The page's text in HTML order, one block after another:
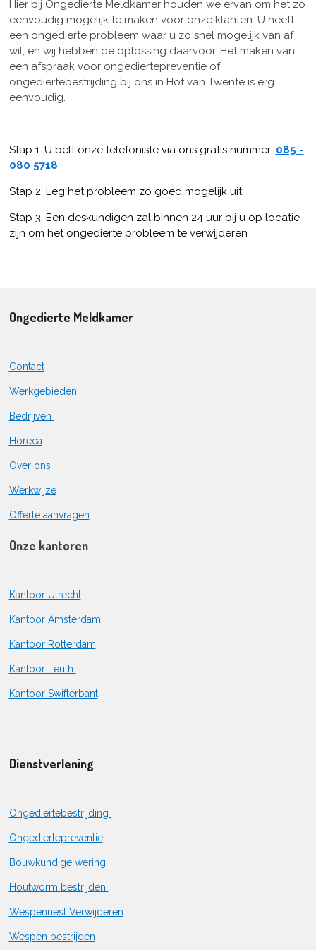
Hier bij Ongedierte Meldkamer houden we ervan om het zo
eenvoudig mogelijk te maken voor onze klanten. U heeft
een ongedierte probleem waar u zo snel mogelijk van af
wil, en wij hebben de oplossing daarvoor. Het maken van
een afspraak voor ongediertepreventie of
ongediertebestrijding bij ons in Hof van Twente is erg
eenvoudig.
Stap 1: U belt onze telefoniste via ons gratis nummer: 085 -
080 5718
Stap 2: Leg het probleem zo goed mogelijk uit
Stap 3. Een deskundigen zal binnen 24 uur bij u op locatie
zijn om het ongedierte probleem te verwijderen
Ongedierte Meldkamer
Contact
Werkgebieden
Bedrijven
Horeca
Over ons
Werkwijze
Offerte aanvragen
Onze kantoren
Kantoor Utrecht
Kantoor Amsterdam
Kantoor Rotterdam
Kantoor Leuth
Kantoor Swifterbant
Dienstverlening
Ongediertebestrijding
Ongediertepreventie
Bouwkundige wering
Houtworm bestrijden
Wespennest Verwijderen
Wespen bestrijden